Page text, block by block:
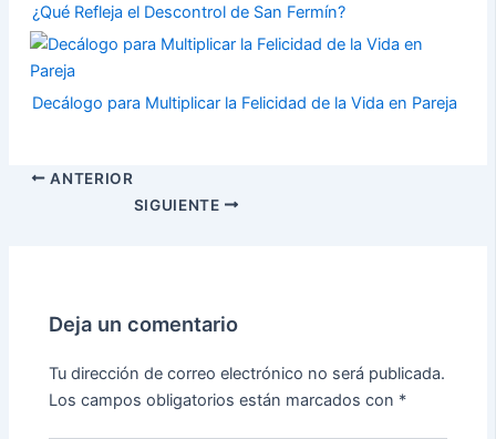
¿Qué Refleja el Descontrol de San Fermín?
Decálogo para Multiplicar la Felicidad de la Vida en Pareja
ANTERIOR
SIGUIENTE
Deja un comentario
Tu dirección de correo electrónico no será publicada.
Los campos obligatorios están marcados con *